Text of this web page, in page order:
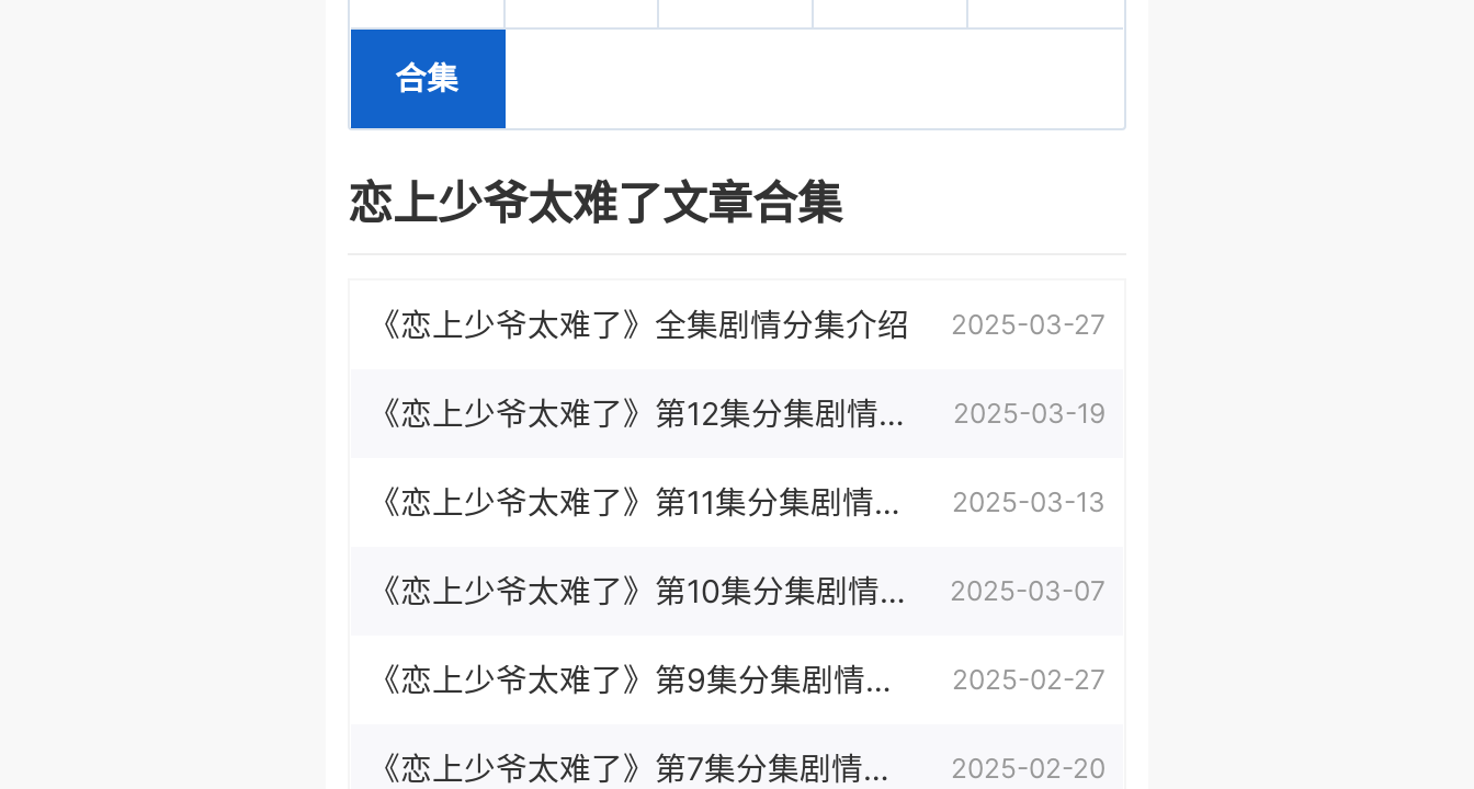
合集
恋上少爷太难了文章合集
《恋上少爷太难了》全集剧情分集介绍 2025-03-27
《恋上少爷太难了》第12集分集剧情介
绍
2025-03-19
《恋上少爷太难了》第11集分集剧情介
绍
2025-03-13
《恋上少爷太难了》第10集分集剧情介
绍
2025-03-07
《恋上少爷太难了》第9集分集剧情介
绍
2025-02-27
《恋上少爷太难了》第7集分集剧情介 2025-02-20